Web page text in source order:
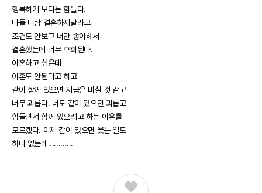
행복하기 보다는 힘들다.
다들 너랑 결혼하지말라고
조건도 안보고 너만 좋아해서
결혼했는데 너무 후회된다.
이혼하고 싶은데
이혼도 안된다고 하고
같이 함께 있으면 지금은 미칠 것 같고
너무 괴롭다. 너도 같이 있으면 괴롭고
힘들면서 함께 있으려고 하는 이유를
모르겠다. 이제 같이 있으면 웃는 일도
하나 없는데 ...........